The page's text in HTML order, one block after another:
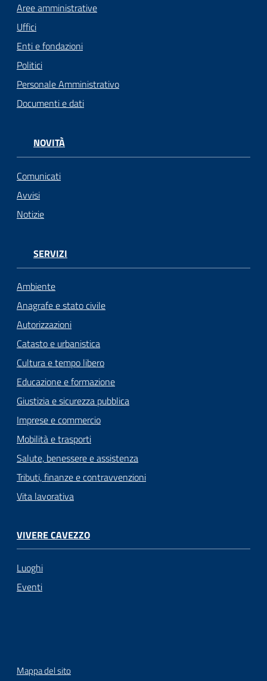
Aree amministrative
Uffici
Enti e fondazioni
Politici
Personale Amministrativo
Documenti e dati
NOVITÀ
Comunicati
Avvisi
Notizie
SERVIZI
Ambiente
Anagrafe e stato civile
Autorizzazioni
Catasto e urbanistica
Cultura e tempo libero
Educazione e formazione
Giustizia e sicurezza pubblica
Imprese e commercio
Mobilità e trasporti
Salute, benessere e assistenza
Tributi, finanze e contravvenzioni
Vita lavorativa
VIVERE CAVEZZO
Luoghi
Eventi
Mappa del sito